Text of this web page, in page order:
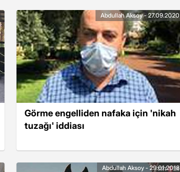
Görme engelliden nafaka için 'nikah
tuzağı' iddiası
Abdullah Aksoy - 27.09.2020
Abdullah Aksoy - 29.01.2018